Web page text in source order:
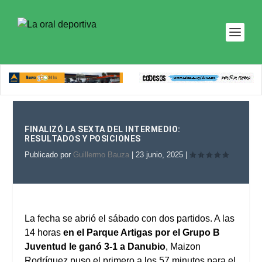
FINALIZÓ LA SEXTA DEL INTERMEDIO:
RESULTADOS Y POSICIONES
Publicado por Guillermo Bauza |23 junio, 2025
La fecha se abrió el sábado con dos partidos. A las
14 horas en el Parque Artigas por el Grupo B
Juventud le ganó 3-1 a Danubio, Maizon